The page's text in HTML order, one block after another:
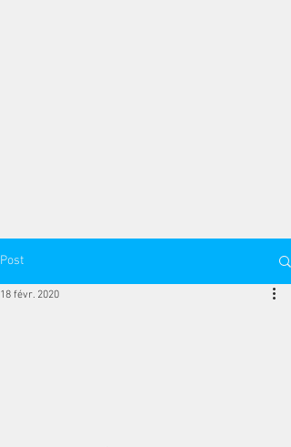
Post
18 févr. 2020